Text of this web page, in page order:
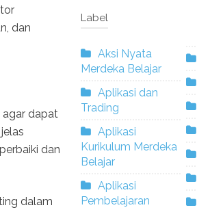
dan
agar dapat
dan
dalam
Label
Aksi Nyata
Merdeka Belajar
Aplikasi dan
Trading
Aplikasi
Kurikulum Merdeka
Belajar
Aplikasi
Pembelajaran